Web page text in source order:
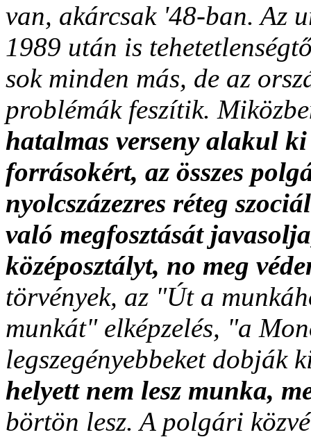
van, akárcsak '48-ban. Az
1989 után is
sok minden más, de az
problémák feszítik.
hatalmas verseny alakul ki
forrásokért, az összes
nyolcszázezres réteg
való megfosztását
középosztályt, no meg
törvények, az "Út a
munkát" elképzelés, "a
legszegényebbeket
helyett nem lesz munka,
börtön lesz. A polgári